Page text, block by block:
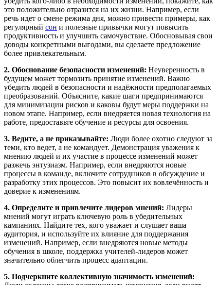
это положительно отразится на их жизни. Например, если
речь идет о смене режима дня, можно привести примеры, как
регулярный сон и полезные привычки могут повысить
продуктивность и улучшить самочувствие. Обосновывая свои
доводы конкретными выгодами, вы сделаете предложение
более привлекательным.
2. Обоснование безопасности изменений: Неуверенность в
будущем может тормозить принятие изменений. Важно
убедить людей в безопасности и надёжности предполагаемых
преобразований. Объясните, какие шаги предпринимаются
для минимизации рисков и каковы будут меры поддержки на
новом этапе. Например, если внедряется новая технология на
работе, предоставьте обучение и ресурсы для освоения.
3. Ведите, а не приказывайте: Люди более охотно следуют за
теми, кто ведет, а не командует. Демонстрация уважения к
мнению людей и их участие в процессе изменений может
разжечь энтузиазм. Например, если внедряются новые
процессы в команде, включите сотрудников в обсуждение и
разработку этих процессов. Это повысит их вовлечённость и
доверие к изменениям.
4. Определите и привлечите лидеров мнений: Лидеры
мнений могут играть ключевую роль в убедительных
кампаниях. Найдите тех, кого уважает и слушает ваша
аудитория, и используйте их влияние для поддержания
изменений. Например, если внедряются новые методы
обучения в школе, поддержка учителей-лидеров может
значительно облегчить процесс адаптации.
5. Подчеркните коллективную значимость изменений: